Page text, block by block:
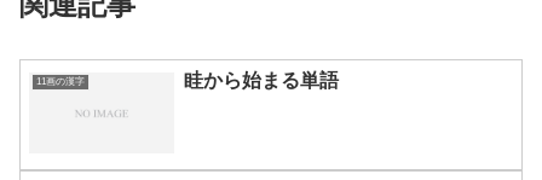
11画の漢字 眭から始まる単語